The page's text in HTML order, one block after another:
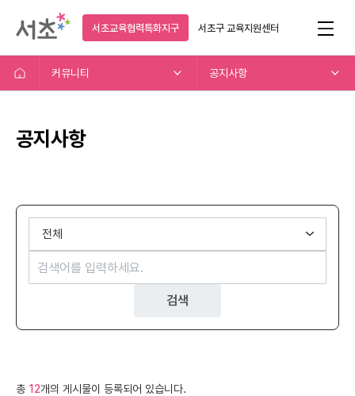
서초교육협력특화지구 서초구교육지원센터
커뮤니티 공지사항
공지사항
검색
총 12개의 게시물이 등록되어 있습니다.